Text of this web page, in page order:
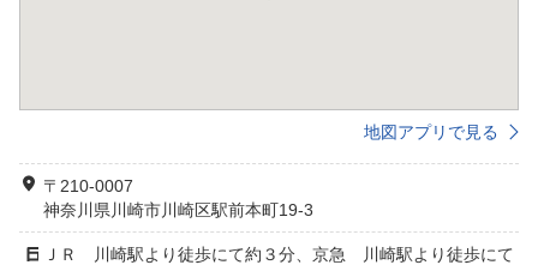
地図アプリで見る
〒210-0007
神奈川県川崎市川崎区駅前本町19-3
ＪＲ 川崎駅より徒歩にて約３分、京急 川崎駅より徒歩にて